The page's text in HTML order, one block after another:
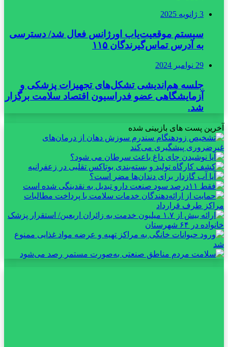
3 ژانویه 2025
سیستم موقعیت‌یاب اورژانس فعال شد/ دسترسی
به آدرس تماس‌گیرندگان ۱۱۵
29 نوامبر 2024
جلسه هم‌اندیشی تشکل‌های تجهیزات پزشکی و
آزمایشگاهی عضو فدراسیون اقتصاد سلامت برگزار
شد.
آخرین پست های بازبینی شده